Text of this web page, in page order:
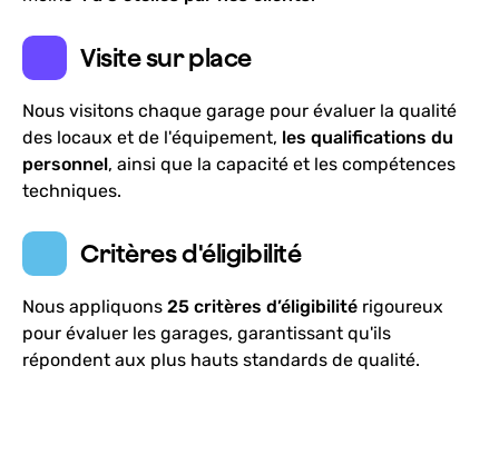
Révision, Vidange, Diagnostic, Réparations
En savoir plus
Ce qu’en disent nos clients
Garage performant rapide et efficace le
personnel est très sympa il m’a bien accueilli avec
un café et une discussion très amicale je
recommande vraiment
Visite sur place
Nous visitons chaque garage pour évaluer la qualité
des locaux et de l'équipement, les qualifications du
personnel, ainsi que la capacité et les compétences
techniques.
Critères d'éligibilité
Nous appliquons 25 critères d’éligibilité rigoureux
pour évaluer les garages, garantissant qu'ils
répondent aux plus hauts standards de qualité.